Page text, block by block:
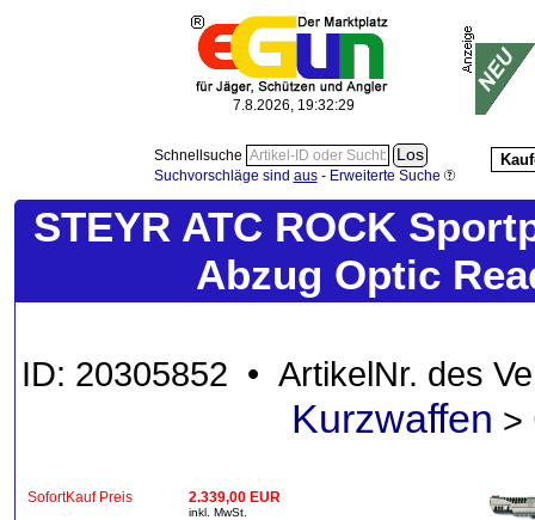
7.8.2026, 19:32:31
Schnellsuche
Suchvorschläge sind aus- Erweiterte Suche
STEYR ATC ROCK
Abzug Optic
ID: 20305852 • ArtikelNr. des
Kurzwaffen >
SofortKauf Preis 2.339,00 EUR
inkl. MwSt.